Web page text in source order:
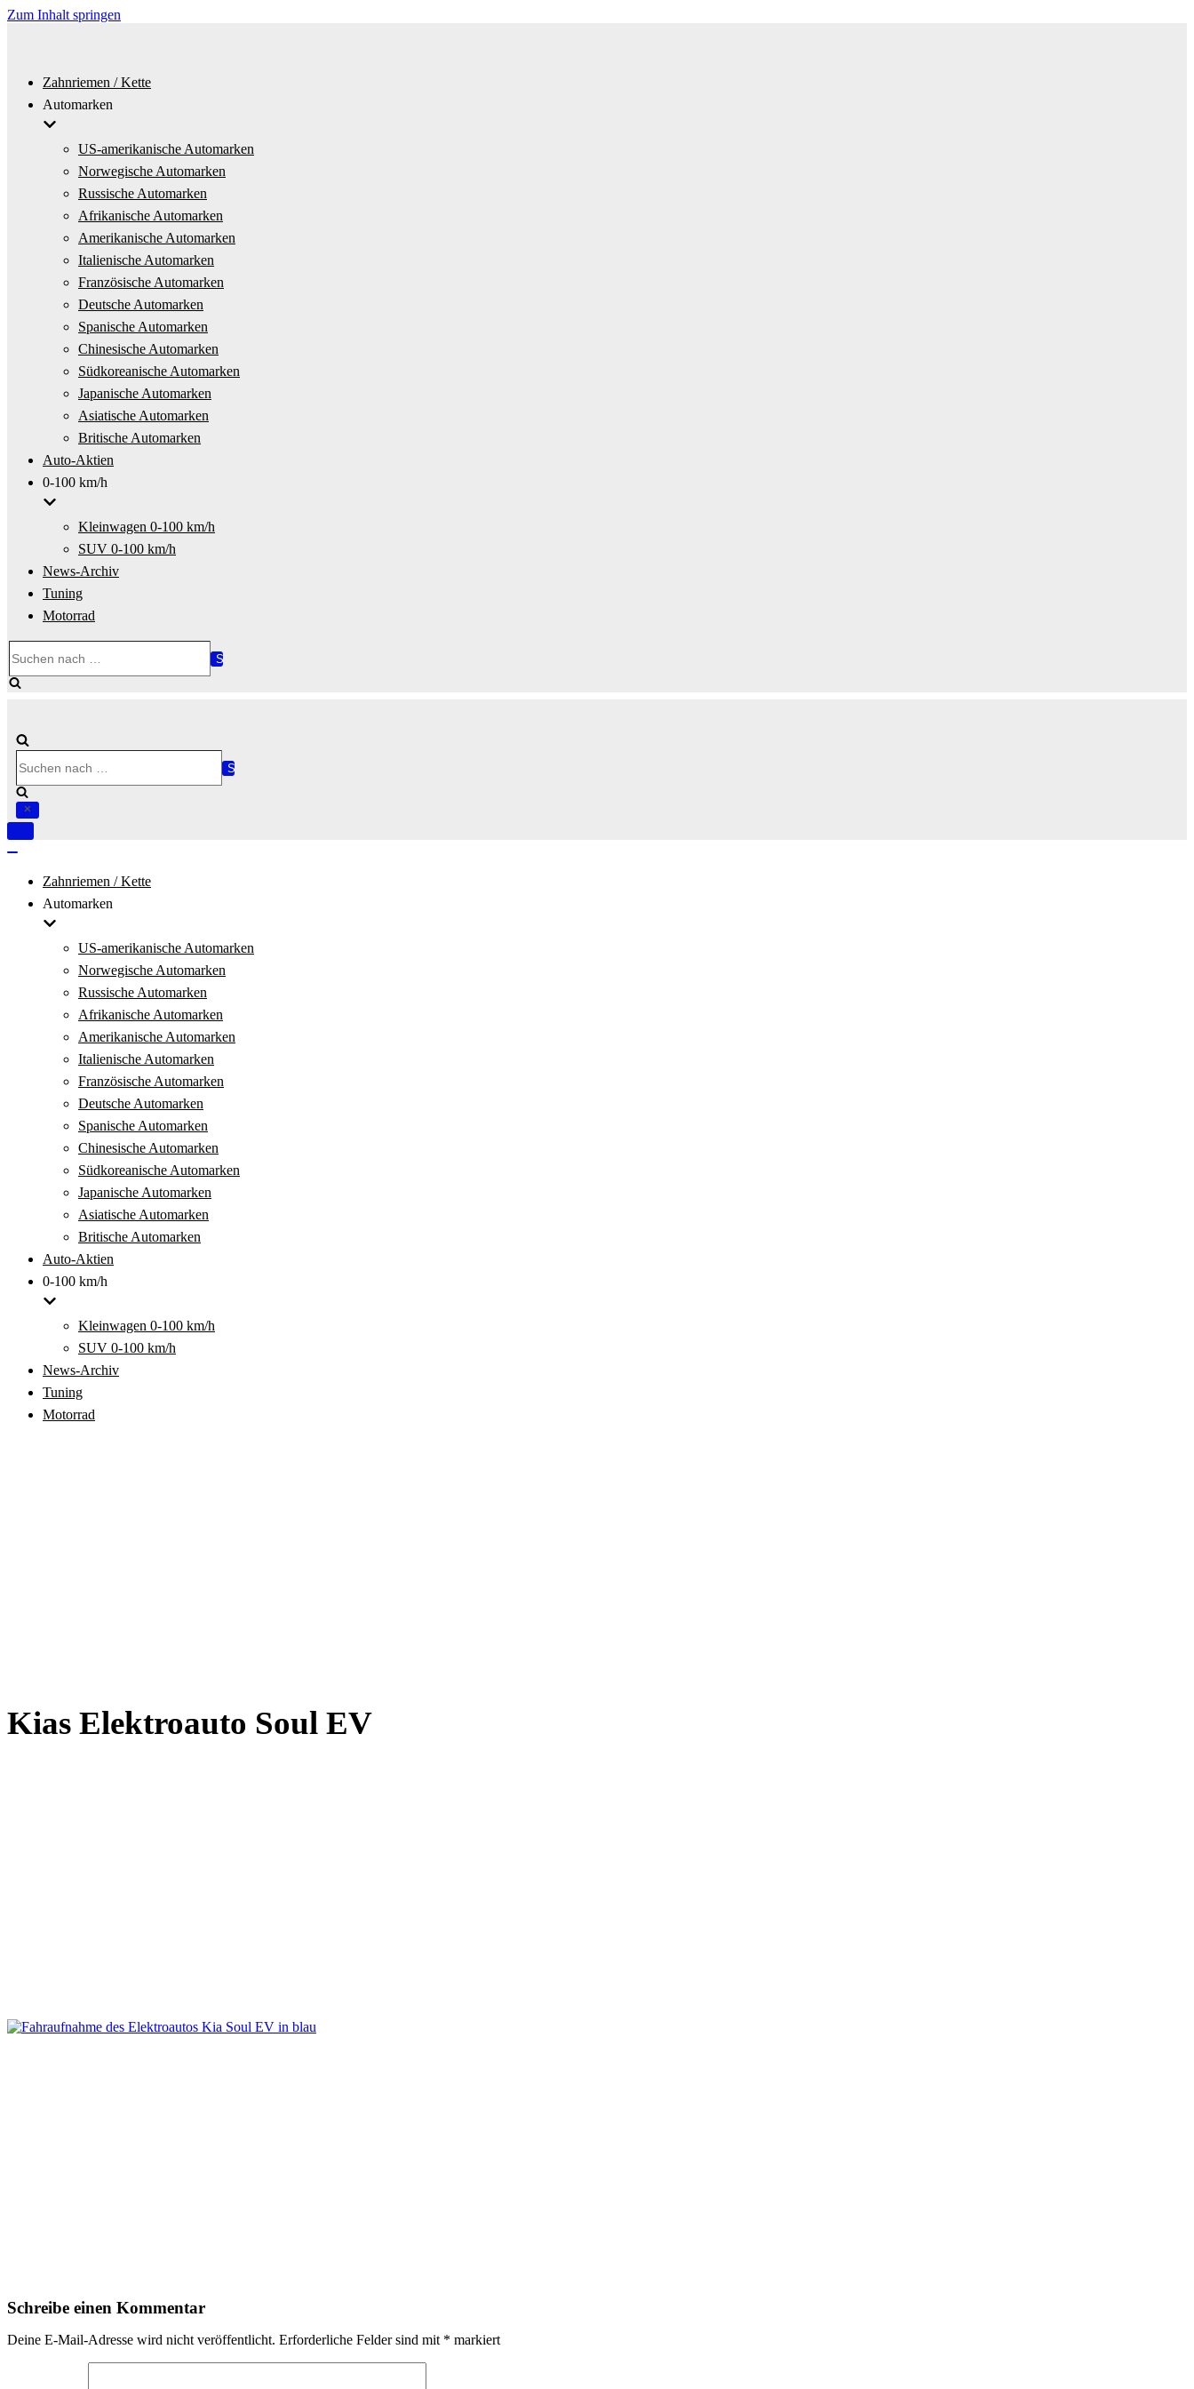
Zum Inhalt springen
Zahnriemen / Kette
Automarken
US-amerikanische Automarken
Norwegische Automarken
Russische Automarken
Afrikanische Automarken
Amerikanische Automarken
Italienische Automarken
Französische Automarken
Deutsche Automarken
Spanische Automarken
Chinesische Automarken
Südkoreanische Automarken
Japanische Automarken
Asiatische Automarken
Britische Automarken
Auto-Aktien
0-100 km/h
Kleinwagen 0-100 km/h
SUV 0-100 km/h
News-Archiv
Tuning
Motorrad
nach …
nach …
Navigation
Zahnriemen / Kette
Automarken
US-amerikanische Automarken
Norwegische Automarken
Russische Automarken
Afrikanische Automarken
Amerikanische Automarken
Italienische Automarken
Französische Automarken
Deutsche Automarken
Spanische Automarken
Chinesische Automarken
Südkoreanische Automarken
Japanische Automarken
Asiatische Automarken
Britische Automarken
Auto-Aktien
0-100 km/h
Kleinwagen 0-100 km/h
SUV 0-100 km/h
News-Archiv
Tuning
Motorrad
Kias Elektroauto Soul EV
Schreibe einen Kommentar
Deine E-Mail-Adresse wird nicht veröffentlicht. Erforderliche Felder sind mit * markiert